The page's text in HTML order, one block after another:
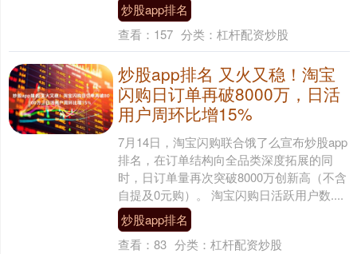
炒股app排名
查看： 157 分类： 杠杆配资炒股
炒股app排名 又火又稳！淘宝
闪购日订单再破8000万，日活
用户周环比增15%
7月14日，淘宝闪购联合饿了么宣布炒股app
排名，在订单结构向全品类深度拓展的同
时，日订单量再次突破8000万创新高（不含
自提及0元购）。 淘宝闪购日活跃用户数....
炒股app排名
查看： 83 分类： 杠杆配资炒股